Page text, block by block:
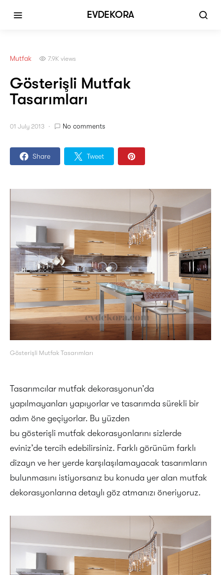
EVDEKORA
Mutfak 7.9K views
Gösterişli Mutfak
Tasarımları
01 July 2013 No comments
Share Tweet
Gösterişli Mutfak Tasarımları
Tasarımcılar mutfak dekorasyonun’da
yapılmayanları yapıyorlar ve tasarımda sürekli bir
adım öne geçiyorlar. Bu yüzden
bu gösterişli mutfak dekorasyonlarını sizlerde
eviniz’de tercih edebilirsiniz. Farklı görünüm farklı
dizayn ve her yerde karşılaşılamayacak tasarımların
bulunmasını istiyorsanız bu konuda yer alan mutfak
dekorasyonlarına detaylı göz atmanızı öneriyoruz.